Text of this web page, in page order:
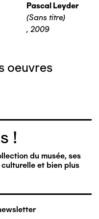
Pascal Leyder
(Sans titre)
, 2009
oeuvres
!
du musée, ses
et bien plus